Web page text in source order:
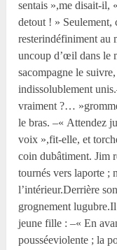
sentais »,me disait-il,
detout ! » Seulement,
resterindéfiniment au
uncoup d’œil dans le
sacompagne le
indissolublement
vraiment ?…
le bras. –« Attendez
voix »,fit-elle, et
coin dubâtiment. Jim
tournés vers laporte ;
l’intérieur.Derrière
grognement
jeune fille : –« En
pousséeviolente ; la